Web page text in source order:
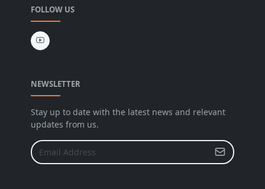
FOLLOW US
NEWSLETTER
Stay up to date with the latest news and relevant
updates from us.